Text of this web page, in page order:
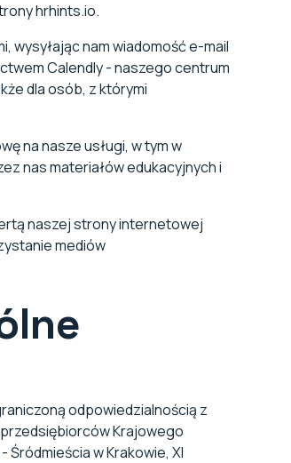
hrhints.io.
wysyłając nam wiadomość e-mail
Calendly - naszego centrum
dla osób, z którymi
na nasze usługi, w tym w
nas materiałów edukacyjnych i
naszej strony internetowej
mediów
odpowiedzialnością z
przedsiębiorców Krajowego
w Krakowie, XI